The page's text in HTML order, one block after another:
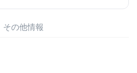
その他情報